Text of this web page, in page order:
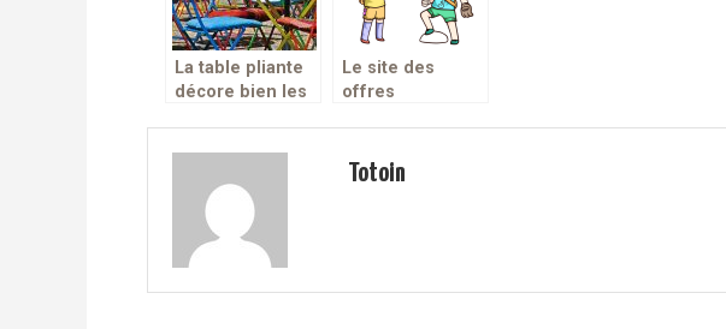
La table pliante
décore bien les
Le site des
offres
Kids promo
Totoin